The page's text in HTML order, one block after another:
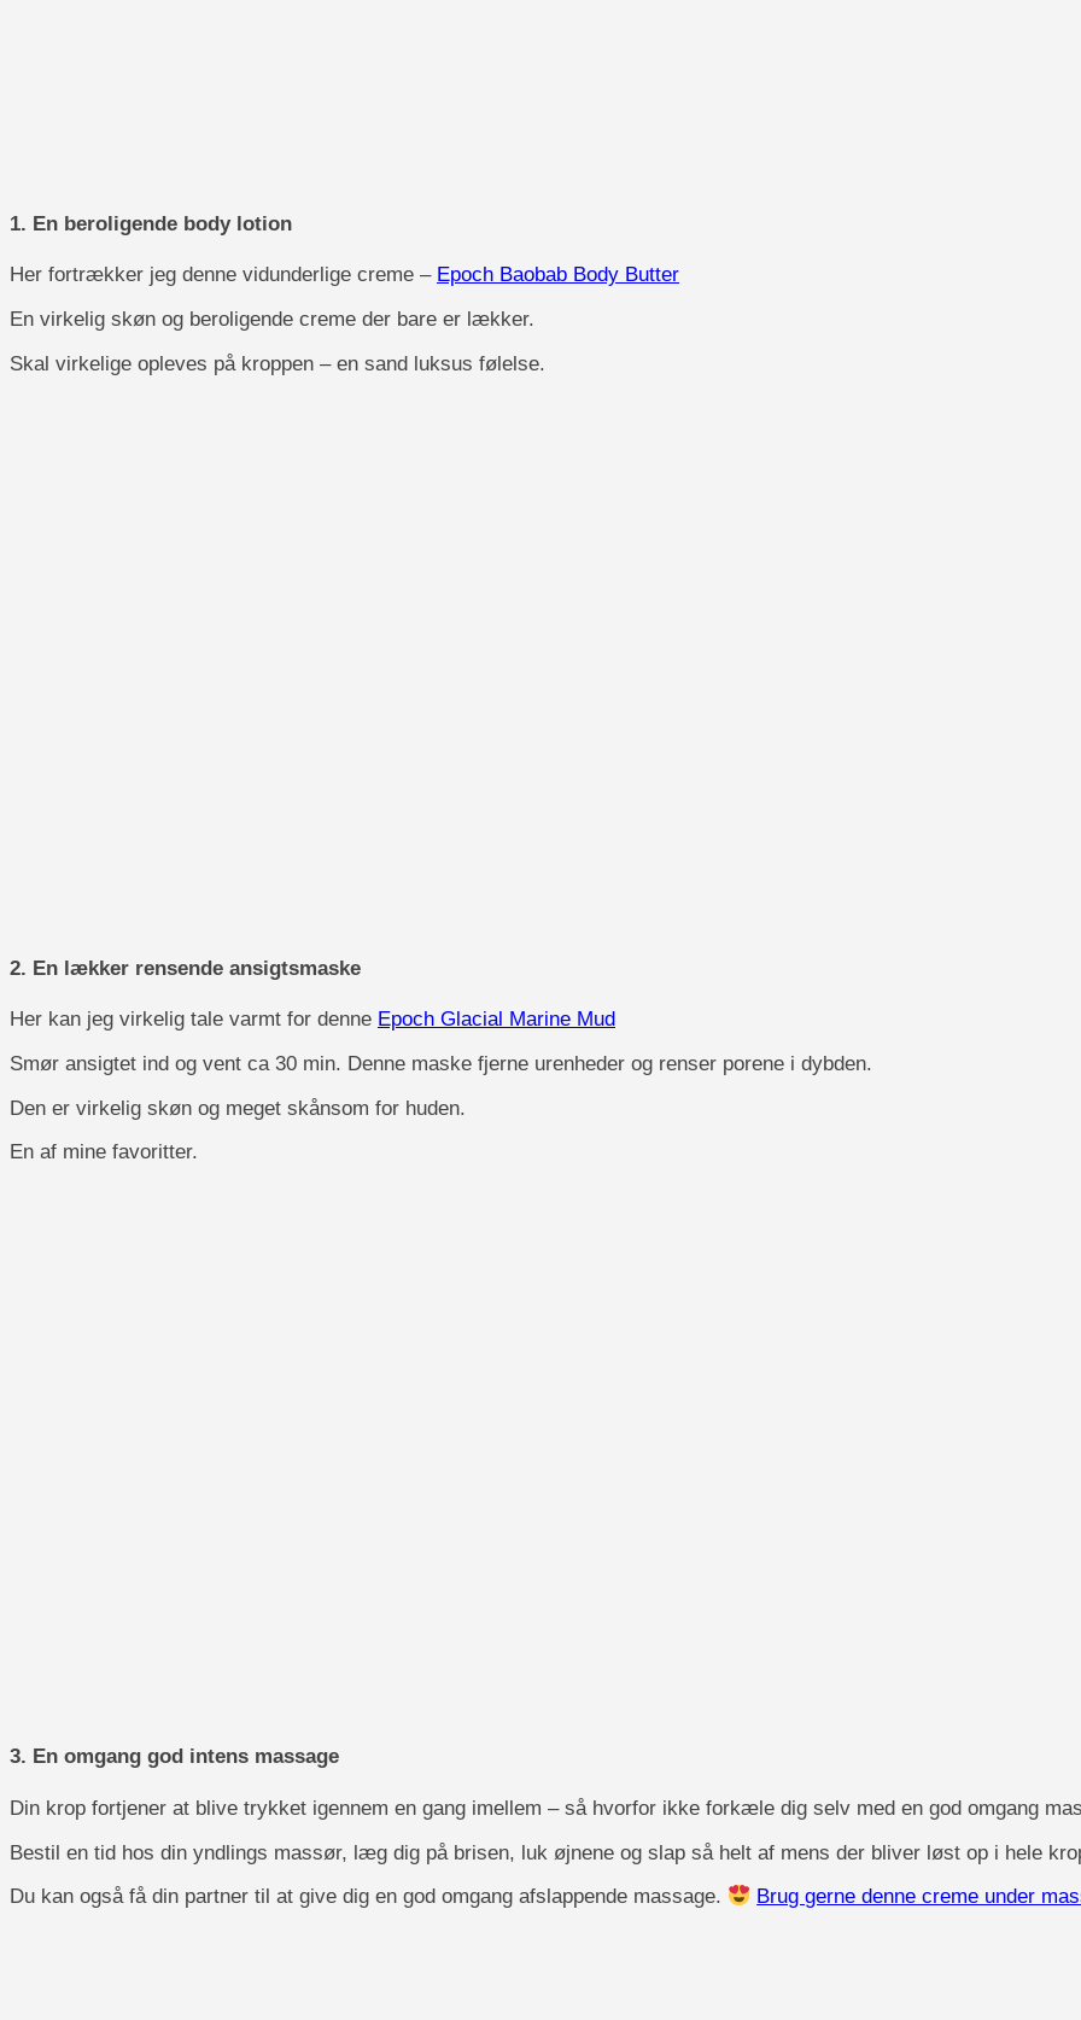
1. En beroligende body lotion
Her fortrækker jeg denne vidunderlige creme – Epoch Baobab Body Butter
En virkelig skøn og beroligende creme der bare er lækker.
Skal virkelige opleves på kroppen – en sand luksus følelse.
2. En lækker rensende ansigtsmaske
Her kan jeg virkelig tale varmt for denne Epoch Glacial Marine Mud
Smør ansigtet ind og vent ca 30 min. Denne maske fjerne urenheder og renser porene i dybden.
Den er virkelig skøn og meget skånsom for huden.
En af mine favoritter.
3. En omgang god intens massage
Din krop fortjener at blive trykket igennem en gang imellem – så hvorfor ikke forkæle dig selv med en god omgang
Bestil en tid hos din yndlings massør, læg dig på brisen, luk øjnene og slap så helt af mens der bliver løst op i hele
Du kan også få din partner til at give dig en god omgang afslappende massage.
Brug gerne denne creme under